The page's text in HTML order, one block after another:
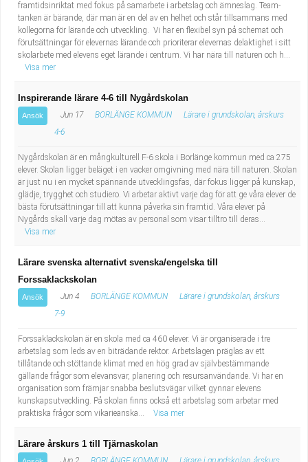
framtidsinriktat med fokus på samarbete i arbetslag och ämneslag. Team-
tanken är bärande, där man är en del av en helhet och står tillsammans med
kollegorna för lärande och utveckling. Vi har en flexibel syn på schemat och
förutsättningar för elevernas lärande och prioriterar elevernas delaktighet i sitt
skolarbete med elevens eget lärande i centrum. Vi har nära till naturen och h...
Visa mer
Inspirerande lärare 4-6 till Nygårdskolan
Ansök Jun 17 BORLÄNGE KOMMUN
Lärare i grundskolan, årskurs
4-6
Nygårdskolan är en mångkulturell F-6 skola i Borlänge kommun med ca 275
elever. Skolan ligger beläget i en vacker omgivning med nära till naturen. Skolan
är just nu i en mycket spännande utvecklingsfas, där fokus ligger på kunskap,
glädje, trygghet och studiero. Vi arbetar aktivt varje dag för att ge våra elever de
bästa förutsättningar till att kunna påverka sin framtid. Våra elever på
Nygårds skall varje dag mötas av personal som visar tilltro till deras...
Visa mer
Lärare svenska alternativt svenska/engelska till
Forssaklackskolan
Ansök Jun 4 BORLÄNGE KOMMUN
Lärare i grundskolan, årskurs
7-9
Forssaklackskolan är en skola med ca 460 elever. Vi är organiserade i tre
arbetslag som leds av en biträdande rektor. Arbetslagen präglas av ett
tillåtande och stöttande klimat med en hög grad av självbestämmande
gällande frågor som elevansvar, planering och resursanvändande. Vi har en
organisation som främjar snabba beslutsvägar vilket gynnar elevens
kunskapsutveckling. På skolan finns också ett arbetslag som arbetar med
praktiska frågor som vikarieanska...
Visa mer
Lärare årskurs 1 till Tjärnaskolan